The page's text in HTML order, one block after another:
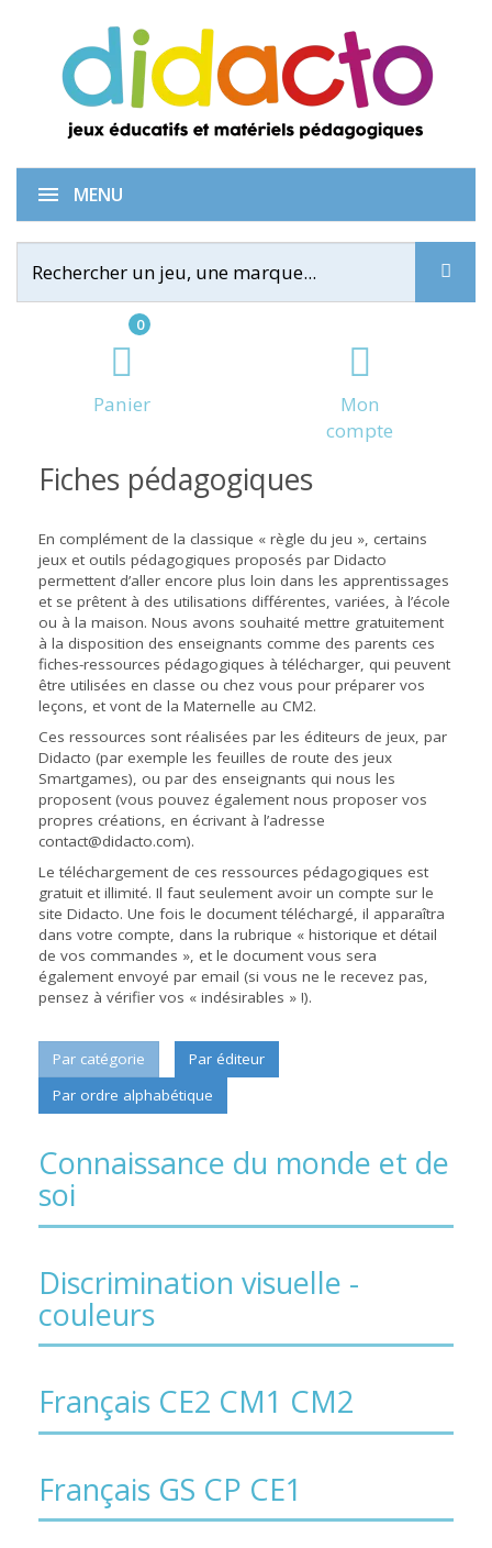
0
Panier
Mon
compte
MENU
Fiches pédagogiques
En complément de la classique « règle du jeu », certains
jeux et outils pédagogiques proposés par Didacto
permettent d’aller encore plus loin dans les apprentissages
et se prêtent à des utilisations différentes, variées, à l’école
ou à la maison. Nous avons souhaité mettre gratuitement
à la disposition des enseignants comme des parents ces
fiches-ressources pédagogiques à télécharger, qui peuvent
être utilisées en classe ou chez vous pour préparer vos
leçons, et vont de la Maternelle au CM2.
Ces ressources sont réalisées par les éditeurs de jeux, par
Didacto (par exemple les feuilles de route des jeux
Smartgames), ou par des enseignants qui nous les
proposent (vous pouvez également nous proposer vos
propres créations, en écrivant à l’adresse
contact@didacto.com).
Le téléchargement de ces ressources pédagogiques est
gratuit et illimité. Il faut seulement avoir un compte sur le
site Didacto. Une fois le document téléchargé, il apparaîtra
dans votre compte, dans la rubrique « historique et détail
de vos commandes », et le document vous sera
également envoyé par email (si vous ne le recevez pas,
pensez à vérifier vos « indésirables » !).
Par catégorie
Par éditeur
Par ordre alphabétique
Connaissance du monde et de
soi
Discrimination visuelle -
couleurs
Français CE2 CM1 CM2
Français GS CP CE1